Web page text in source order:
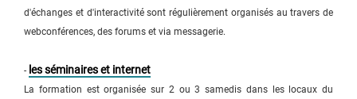
d'échanges et d'interactivité sont régulièrement organisés au travers de
webconférences, des forums et via messagerie.
- les séminaires et internet
La formation est organisée sur 2 ou 3 samedis dans les locaux du